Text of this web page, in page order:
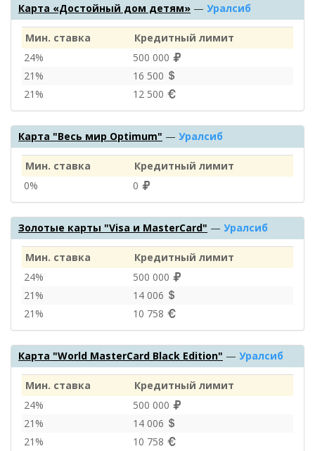
Карта «Достойный дом детям» — Уралсиб
Мин. ставка
Кредитный лимит
24%
500 000
21%
16 500
21%
12 500
Карта "Весь мир Optimum" — Уралсиб
Мин. ставка
Кредитный лимит
0%
0
Золотые карты "Visa и MasterCard" — Уралсиб
Мин. ставка
Кредитный лимит
24%
500 000
21%
14 006
21%
10 758
Карта "World MasterCard Black Edition" — Уралсиб
Мин. ставка
Кредитный лимит
24%
500 000
21%
14 006
21%
10 758